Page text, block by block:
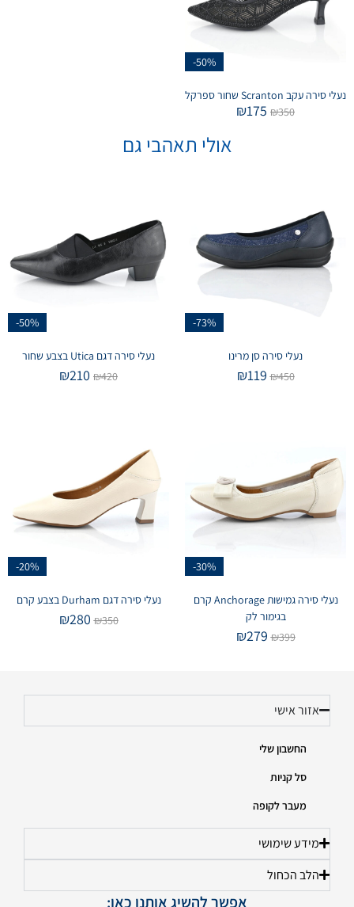
-50%
נעלי סירה עקב Scranton שחור ספרקל
₪350
₪175
אולי תאהבי גם
-73%
נעלי סירה סן מרינו
₪450
₪119
-50%
נעלי סירה דגם Utica בצבע שחור
₪420
₪210
-30%
נעלי סירה גמישות Anchorage קרם
בגימור לק
₪399
₪279
-20%
נעלי סירה דגם Durham בצבע קרם
₪350
₪280
אזור אישי
החשבון שלי
סל קניות
מעבר לקופה
מידע שימושי
הלב הכחול
אפשר להשיג אותנו כאן: